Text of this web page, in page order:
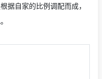
据自家的比例调配而成，